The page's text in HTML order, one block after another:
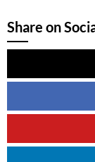
Share on